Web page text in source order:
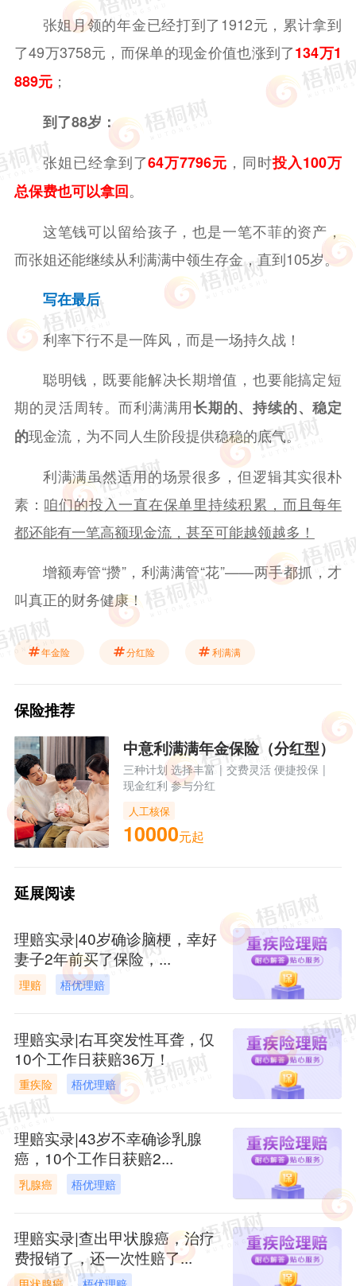
张姐月领的年金已经打到了1912元，累计拿到
了49万3758元，而保单的现金价值也涨到了134万1
889元；
到了88岁：
张姐已经拿到了64万7796元 ，同时投入100万
总保费也可以拿回。
这笔钱可以留给孩子，也是一笔不菲的资产，
而张姐还能继续从利满满中领生存金，直到105岁。
写在最后
利率下行不是一阵风，而是一场持久战！
聪明钱，既要能解决长期增值，也要能搞定短
期的灵活周转。而利满满用长期的、持续的、稳定
的现金流，为不同人生阶段提供稳稳的底气。
利满满虽然适用的场景很多，但逻辑其实很朴
素： 咱们的投入一直在保单里持续积累，而且每年
都还能有一笔高额现金流，甚至可能越领越多！
增额寿管“攒”，利满满管“花”——两手都抓，才
叫真正的财务健康！
年金险 分红险 利满满
保险推荐
中意利满满年金保险（分红型）
三种计划 选择丰富 | 交费灵活 便捷投保 |
现金红利 参与分红
人工核保
10000元起
延展阅读
理赔实录|40岁确诊脑梗，幸好
妻子2年前买了保险，...
理赔 梧优理赔
理赔实录|右耳突发性耳聋，仅
10个工作日获赔36万！
重疾险 梧优理赔
理赔实录|43岁不幸确诊乳腺
癌，10个工作日获赔2...
乳腺癌 梧优理赔
理赔实录|查出甲状腺癌，治疗
费报销了，还一次性赔了...